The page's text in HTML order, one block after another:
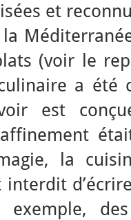
et
(voir le
a été
est
la